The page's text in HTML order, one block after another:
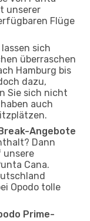
unserer
Flüge
sich
überraschen
Hamburg bis
dazu,
Sie sich nicht
auch
Angebote
Dann
unsere
Cana.
Opodo tolle
Prime-